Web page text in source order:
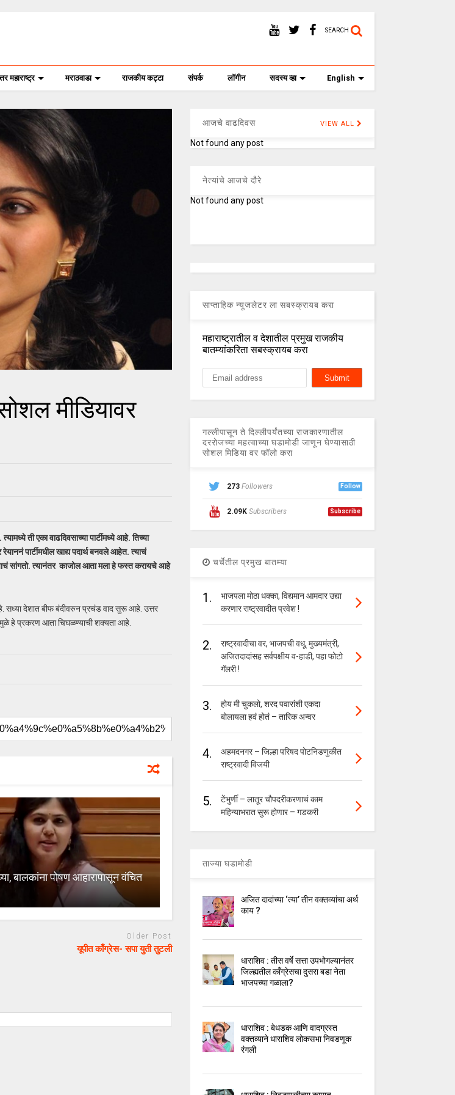
SEARCH
महाराष्ट्र मराठवाडा राजकीय कट्टा संपर्क लॉगीन सदस्य व्हा English
मीडियावर
ती एका वाढदिवसाच्या पार्टीमध्ये आहे. तिच्या
रेयाननं पार्टीमधील खाद्य पदार्थ बनवले आहेत. त्याचं
सांगतो. त्यानंतर काजोल आता मला हे फस्त करायचे आहे
सध्या देशात बीफ बंदीवरुन प्रचंड वाद सुरू आहे. उत्तर
हे प्रकरण आता चिघळण्याची शक्यता आहे.
बालकांना पोषण आहारापासून वंचित
Older Post
यूपीत काँग्रेस- सपा युती तुटली
आजचे वाढदिवस VIEW ALL
Not found any post
नेत्यांचे आजचे दौरे
Not found any post
साप्ताहिक न्यूजलेटर ला सबस्क्रायब करा
महाराष्ट्रातील व देशातील प्रमुख राजकीय
बातम्यांकरिता सबस्क्रायब करा
गल्लीपासून ते दिल्लीपर्यंतच्या राजकारणातील
दररोजच्या महत्वाच्या घडामोडी जाणून घेण्यासाठी
सोशल मिडिया वर फॉलो करा
273 Followers Follow
2.09K Subscribers Subscribe
चर्चेतील प्रमुख बातम्या
1.
भाजपला मोठा धक्का, विद्यमान आमदार उद्या
करणार राष्ट्रवादीत प्रवेश !
2.
राष्ट्रवादीचा वर, भाजपची वधू, मुख्यमंत्री,
अजितदादांसह सर्वपक्षीय व-हाडी, पहा फोटो
गॅलरी !
3.
होय मी चुकलो, शरद पवारांशी एकदा
बोलायला हवं होतं – तारिक अन्वर
4.
अहमदनगर – जिल्हा परिषद पोटनिडणुकीत
राष्ट्रवादी विजयी
5.
टेंभुर्णी – लातूर चौपदरीकरणाचं काम
महिन्याभरात सुरू होणार – गडकरी
ताज्या घडामोडी
अजित दादांच्या ‘त्या’ तीन वक्तव्यांचा अर्थ
काय ?
धाराशिव : तीस वर्षे सत्ता उपभोगल्यानंतर
जिल्ह्यतील कॉंग्रेसचा दुसरा बडा नेता
भाजपच्या गळाला?
धाराशिव : बेधडक आणि वादग्रस्त
वक्तव्याने धाराशिव लोकसभा निवडणूक
रंगली